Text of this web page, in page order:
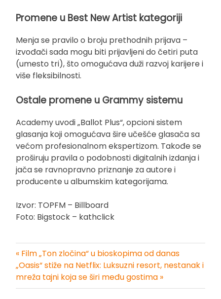
Promene u Best New Artist kategoriji
Menja se pravilo o broju prethodnih prijava –
izvođači sada mogu biti prijavljeni do četiri puta
(umesto tri), što omogućava duži razvoj karijere i
više fleksibilnosti.
Ostale promene u Grammy sistemu
Academy uvodi „Ballot Plus“, opcioni sistem
glasanja koji omogućava šire učešće glasača sa
većom profesionalnom ekspertizom. Takođe se
proširuju pravila o podobnosti digitalnih izdanja i
jača se ravnopravno priznanje za autore i
producente u albumskim kategorijama.
Izvor: TOPFM – Billboard
Foto: Bigstock – kathclick
Kretanje
članka
« Film „Ton zločina“ u bioskopima od danas
„Oasis“ stiže na Netflix: Luksuzni resort, nestanak i
mreža tajni koja se širi među gostima »